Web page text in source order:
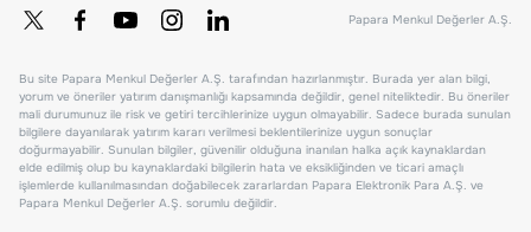
Papara Menkul Değerler A.Ş.
Bu site Papara Menkul Değerler A.Ş. tarafından hazırlanmıştır. Burada yer alan bilgi,
yorum ve öneriler yatırım danışmanlığı kapsamında değildir, genel niteliktedir. Bu öneriler
mali durumunuz ile risk ve getiri tercihlerinize uygun olmayabilir. Sadece burada sunulan
bilgilere dayanılarak yatırım kararı verilmesi beklentilerinize uygun sonuçlar
doğurmayabilir. Sunulan bilgiler, güvenilir olduğuna inanılan halka açık kaynaklardan
elde edilmiş olup bu kaynaklardaki bilgilerin hata ve eksikliğinden ve ticari amaçlı
işlemlerde kullanılmasından doğabilecek zararlardan Papara Elektronik Para A.Ş. ve
Papara Menkul Değerler A.Ş. sorumlu değildir.